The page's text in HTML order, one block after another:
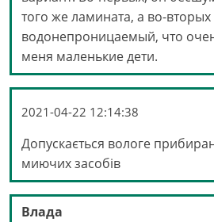
того же ламината, а во-вторых
водонепроницаемый, что
меня маленькие дети.
2021-04-22 12:14:38
Допускається вологе
миючих засобів
Влада